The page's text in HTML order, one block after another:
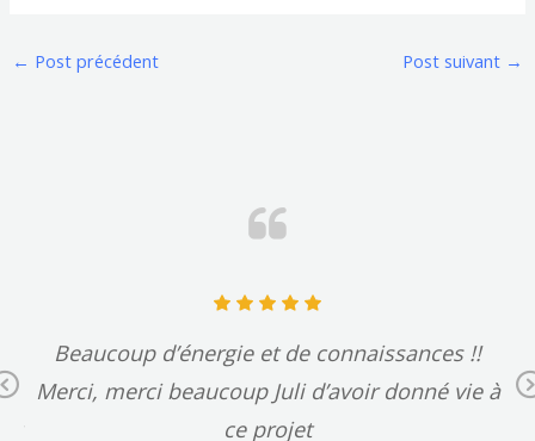
← Post précédent Post suivant →
Previous
Beaucoup d’énergie et de connaissances !!
Merci, merci beaucoup Juli d’avoir donné vie à
ce projet